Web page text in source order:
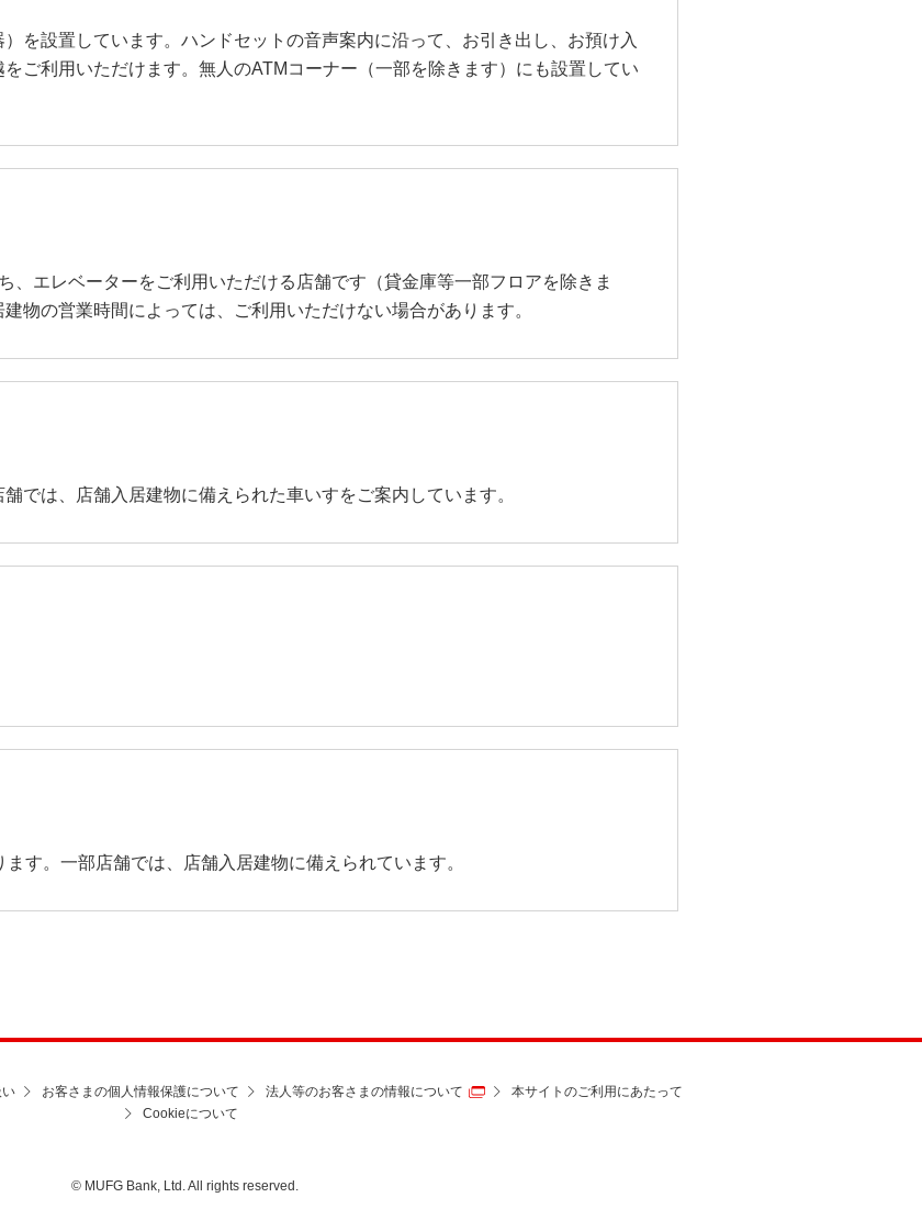
を設置しています。ハンドセットの音声案内に沿って、お引き出し、お預け入
ご利用いただけます。無人のATMコーナー（一部を除きます）にも設置してい
、エレベーターをご利用いただける店舗です（貸金庫等一部フロアを除きま
物の営業時間によっては、ご利用いただけない場合があります。
では、店舗入居建物に備えられた車いすをご案内しています。
す。一部店舗では、店舗入居建物に備えられています。
お客さまの個人情報保護について 法人等のお客さまの情報について
本サイトのご利用にあたって
Cookieについて
© MUFG Bank, Ltd. All rights reserved.